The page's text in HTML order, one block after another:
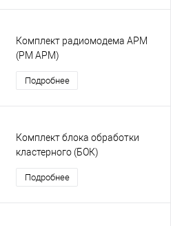
Комплект радиомодема АРМ
(РМ АРМ)
Подробнее
Комплект блока обработки
кластерного (БОК)
Подробнее